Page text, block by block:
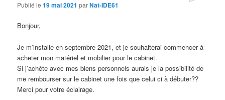
Publié le19 mai 2021 parNat-IDE61
Bonjour,
Je m’installe en septembre 2021, et je souhaiterai commencer à
acheter mon matériel et mobilier pour le cabinet.
Si j’achète avec mes biens personnels aurais je la possibilité de
me rembourser sur le cabinet une fois que celui ci à débuter??
Merci pour votre éclairage.